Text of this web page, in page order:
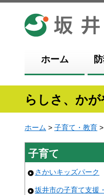
坂井市
ホーム
らしさ、か
ホーム > 子育て・教育 >
子育て
さかいキッズパーク
坂井市の子育て支援